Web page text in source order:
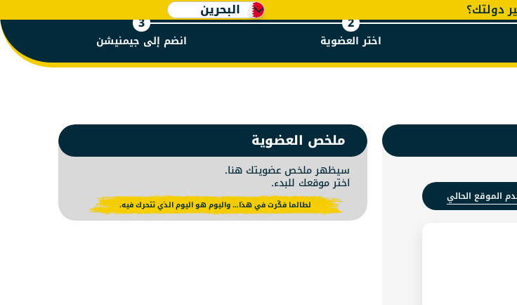
دولتك؟ البحرين
في
2
اختر العضوية
3
انضم إلى جيمنيشن
الموقع الحالي
ملخص العضوية
سيظهر ملخص عضويتك هنا.
اختر موقعك للبدء.
لطالما فكّرت في هذا… واليوم هو اليوم الذي تتحرك فيه.